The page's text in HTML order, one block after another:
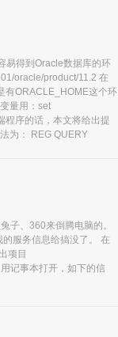
易得到Oracle数据库的环
oracle/product/11.2 在
有ORACLE_HOME这个环
量用：set
程序的话，本文将给出提
为： REG QUERY
子、360来倒腾电脑的。
服务信息给搞没了。 在
项目
记事本打开，如下的信